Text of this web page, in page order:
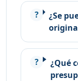
¿Se
¿Qué